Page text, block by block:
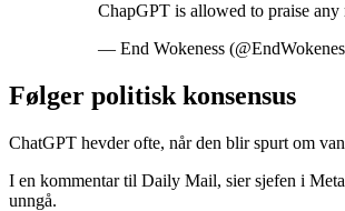
ChapGPT is allowed to praise any
— End Wokeness
Følger politisk konsensus
ChatGPT hevder ofte, når den blir spurt om
I en kommentar til Daily Mail, sier sjefen i
unngå.